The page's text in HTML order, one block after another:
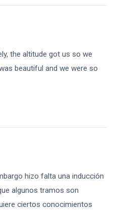
the altitude got us so we
beautiful and we were so
hizo falta una inducción
algunos tramos son
ciertos conocimientos